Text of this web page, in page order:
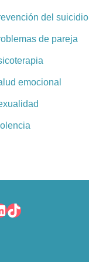
del suicidio
de pareja
emocional